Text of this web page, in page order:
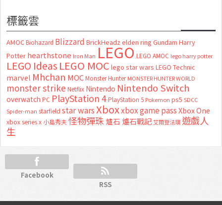
標籤雲
AMOC Biohazard Blizzard BrickHeadz elden ring Gundam Harry
Potter hearthstone Iron Man LEGO LEGO AMOC lego harry potter
LEGO Ideas LEGO MOC lego star wars LEGO Technic
marvel Mhchan MOC Monster Hunter MONSTER HUNTER WORLD
monster strike Netflix Nintendo Nintendo Switch
overwatch PC PlayStation 4 PlayStation 5 Pokemon ps5 SDCC
Spider-man starfield star warsXboxxbox game passXbox One
xbox series x 小島秀夫怪物彈珠 爐石 爐石戰記艾爾登法環 遊戲人
生
Facebook
RSS